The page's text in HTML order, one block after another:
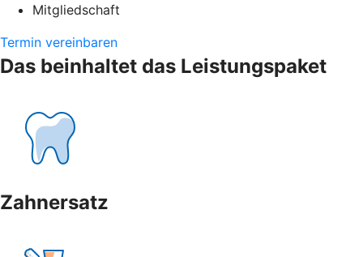
Mitgliedschaft
Termin vereinbaren
Das beinhaltet das Leistungspaket
Zahnersatz